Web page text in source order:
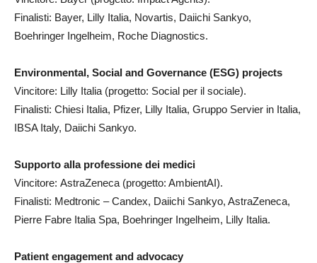
Finalisti: Bayer, Lilly Italia, Novartis, Daiichi Sankyo,
Boehringer Ingelheim, Roche Diagnostics.
Environmental, Social and Governance (ESG) projects
Vincitore: Lilly Italia (progetto: Social per il sociale).
Finalisti: Chiesi Italia, Pfizer, Lilly Italia, Gruppo Servier in Italia,
IBSA Italy, Daiichi Sankyo.
Supporto alla professione dei medici
Vincitore: AstraZeneca (progetto: AmbientAI).
Finalisti: Medtronic – Candex, Daiichi Sankyo, AstraZeneca,
Pierre Fabre Italia Spa, Boehringer Ingelheim, Lilly Italia.
Patient engagement and advocacy